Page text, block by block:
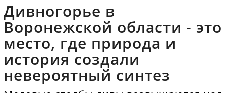
Дивногорье в
Воронежской области - это
место, где природа и
история создали
невероятный синтез